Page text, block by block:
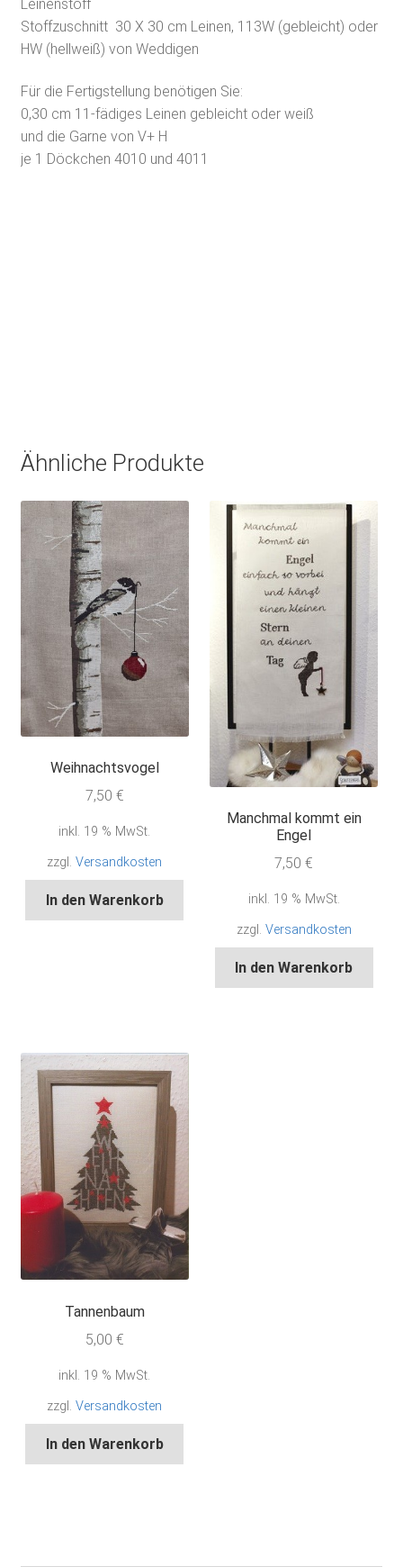
Leinenstoff
Stoffzuschnitt 30 X 30 cm Leinen, 113W (gebleicht) oder
HW (hellweiß) von Weddigen
Für die Fertigstellung benötigen Sie:
0,30 cm 11-fädiges Leinen gebleicht oder weiß
und die Garne von V+ H
je 1 Döckchen 4010 und 4011
Ähnliche Produkte
Weihnachtsvogel
7,50 €
inkl. 19 % MwSt.
zzgl.Versandkosten
In den Warenkorb
Manchmal kommt ein
Engel
7,50€
inkl. 19 % MwSt.
zzgl. Versandkosten
In den Warenkorb
Tannenbaum
5,00 €
inkl. 19 % MwSt.
zzgl.Versandkosten
In den Warenkorb